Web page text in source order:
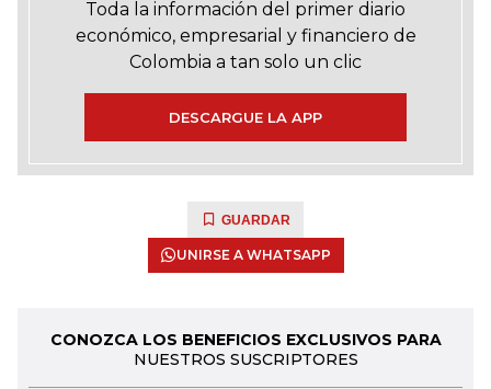
Toda la información del primer diario
económico, empresarial y financiero de
Colombia a tan solo un clic
DESCARGUE LA APP
GUARDAR
UNIRSE A WHATSAPP
CONOZCA LOS BENEFICIOS EXCLUSIVOS PARA
NUESTROS SUSCRIPTORES